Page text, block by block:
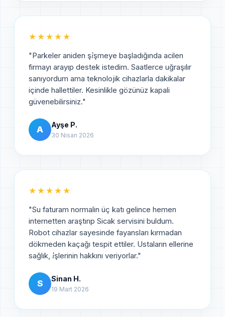
★★★★★
"Parkeler aniden şi̇şmeye başladığında acilen
firmayı arayıp destek istedim. Saatlerce uğraşılır
sanıyordum ama teknolojik cihazlarla dakikalar
içinde hallettiler. Kesinlikle gözünüz kapali
güvenebilirsiniz."
A Ayşe P.
30 Nisan 2026
★★★★★
"Su faturam normalin üç katı gelince hemen
internetten araştırıp Sicak servisini buldum.
Robot cihazlar sayesinde fayansları kırmadan
dökmeden kaçağı tespit ettiler. Ustaların ellerine
sağlık, i̇şlerinin hakkını veriyorlar."
S Sinan H.
19 Mart 2026